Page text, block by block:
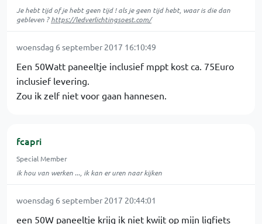
Je hebt tijd of je hebt geen tijd ! als je geen tijd hebt, waar is die dan
gebleven ?https://ledverlichtingsoest.com/
woensdag 6 september 2017 16:10:49
Een 50Watt paneeltje inclusief mppt kost ca. 75Euro
inclusief levering.
Zou ik zelf niet voor gaan hannesen.
fcapri
Special Member
ik hou van werken ..., ik kan er uren naar kijken
woensdag 6 september 2017 20:44:01
een 50W paneeltje krijg ik niet kwijt op mijn ligfiets